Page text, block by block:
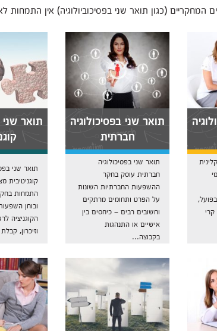
(כגון תואר שני בפסיכוביולוגיה) אין התמחות
תואר שני בפסיכולוגיה
חברתית
תואר שני בפסיכולוגיה
חברתית עוסק בחקר
ההשפעות החברתיות השונות
על הפרט ותחומים מרתקים
וחשובים רבים – כיחסים בין
אישיים או התנהגות
בקבוצה...
תואר שני
תואר שני
קוגניטיבית
התמחות
ובוחן
הקוגניציה
וזיכרון,